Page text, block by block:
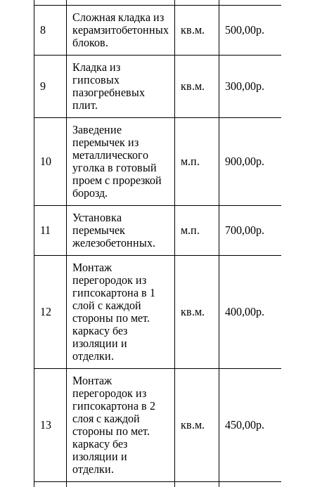
8
Сложная кладка из
керамзитобетонных
блоков.
кв.м. 500,00р.
9
Кладка из
гипсовых
пазогребневых
плит.
кв.м. 300,00р.
10
Заведение
перемычек из
металлического
уголка в готовый
проем с прорезкой
борозд.
м.п. 900,00р.
11
Установка
перемычек
железобетонных.
м.п. 700,00р.
12
Монтаж
перегородок из
гипсокартона в 1
слой с каждой
стороны по мет.
каркасу без
изоляции и
отделки.
кв.м. 400,00р.
13
Монтаж
перегородок из
гипсокартона в 2
слоя с каждой
стороны по мет.
каркасу без
изоляции и
отделки.
кв.м. 450,00р.